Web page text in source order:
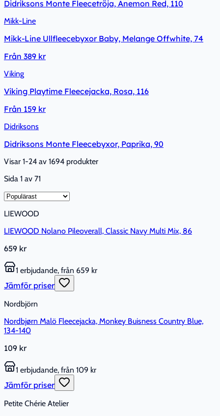
Didriksons Monte Fleecetröja, Anemon Red, 110
Mikk-Line
Mikk-Line Ullfleecebyxor Baby, Melange Offwhite, 74
Från 389 kr
Viking
Viking Playtime Fleecejacka, Rosa, 116
Från 159 kr
Didriksons
Didriksons Monte Fleecebyxor, Paprika, 90
Visar 1-24 av 1694 produkter
Sida 1 av 71
LIEWOOD
LIEWOOD Nolano Pileoverall, Classic Navy Multi Mix, 86
659 kr
1 erbjudande, från 659 kr
Jämför priser
Nordbjörn
Nordbjørn Malö Fleecejacka, Monkey Buisness Country Blue,
134-140
109 kr
1 erbjudande, från 109 kr
Jämför priser
Petite Chérie Atelier